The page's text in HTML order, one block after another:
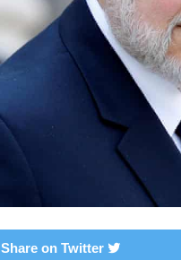
Share on Twitter